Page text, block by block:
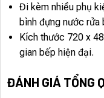
Đi kèm nhiều phụ
bình đựng nước rửa
Kích thước 720 x
gian bếp hiện đại.
ĐÁNH GIÁ TỔNG